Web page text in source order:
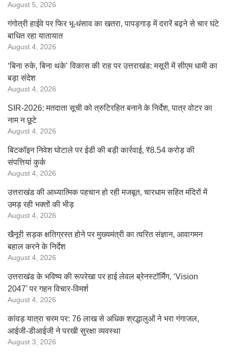
August 5, 2026
गंगोत्री हाईवे पर फिर भू-धंसाव का खतरा, पापड़गाड़ में दरारें बढ़ने से चार घंटे
बाधित रहा यातायात
August 4, 2026
‘बिना रुके, बिना थके’ विकास की राह पर उत्तराखंड: मसूरी में सीएम धामी का
बड़ा संदेश
August 4, 2026
SIR-2026: मतदाता सूची को त्रुटिरहित बनाने के निर्देश, पात्र वोटर का
नाम न छूटे
August 4, 2026
बिटकॉइन निवेश घोटाले पर ईडी की बड़ी कार्रवाई, ₹8.54 करोड़ की
संपत्तियां कुर्क
August 4, 2026
उत्तराखंड की आध्यात्मिक पहचान हो रही मजबूत, चारधाम सहित मंदिरों में
उमड़ रही भक्तों की भीड़
August 4, 2026
खैनूरी सड़क क्षतिग्रस्त होने पर मुख्यमंत्री का त्वरित संज्ञान, आवागमन
बहाल करने के निर्देश
August 4, 2026
उत्तराखंड के भविष्य की रूपरेखा पर हाई लेवल ब्रेनस्टॉर्मिंग, ‘Vision
2047’ पर गहन विचार-विमर्श
August 4, 2026
कांवड़ यात्रा चरम पर: 76 लाख से अधिक श्रद्धालुओं ने भरा गंगाजल,
आईजी-डीआईजी ने परखी सुरक्षा व्यवस्था
August 3, 2026